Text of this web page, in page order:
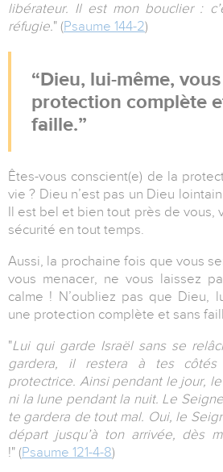
libérateur. Il est mon bouclier :
réfugie." (Psaume 144-2)
Dieu, lui-même,
protection complète
faille.
Êtes-vous conscient(e) de la
vie ? Dieu n’est pas un Dieu
Il est bel et bien tout près de vous,
sécurité en tout temps.
Aussi, la prochaine fois que vous
vous menacer, ne vous laissez
calme ! N’oubliez pas que Dieu,
une protection complète et sans
"Lui qui garde Israël sans se
gardera, il restera à tes côtés
protectrice. Ainsi pendant le jour,
ni la lune pendant la nuit. Le
te gardera de tout mal. Oui, le
départ jusqu’à ton arrivée, dès
!" (Psaume 121-4-8)